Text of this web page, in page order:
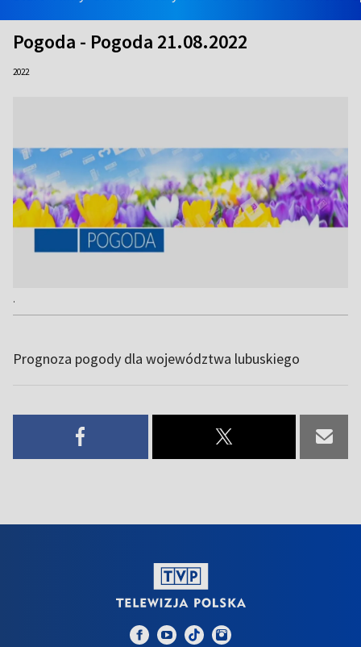
Pogoda - Pogoda 21.08.2022
2022
.
Prognoza pogody dla województwa lubuskiego